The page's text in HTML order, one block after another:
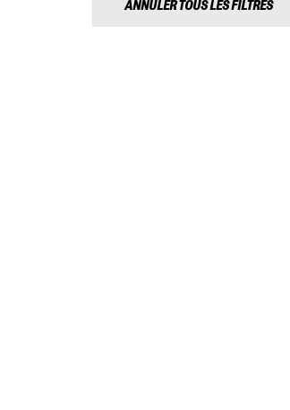
ANNULER TOUS LES FILTRES